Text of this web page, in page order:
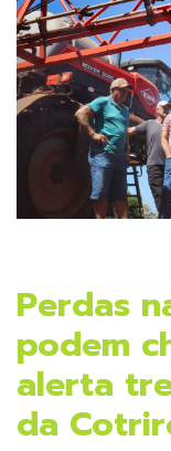
Perdas
podem
alerta
da